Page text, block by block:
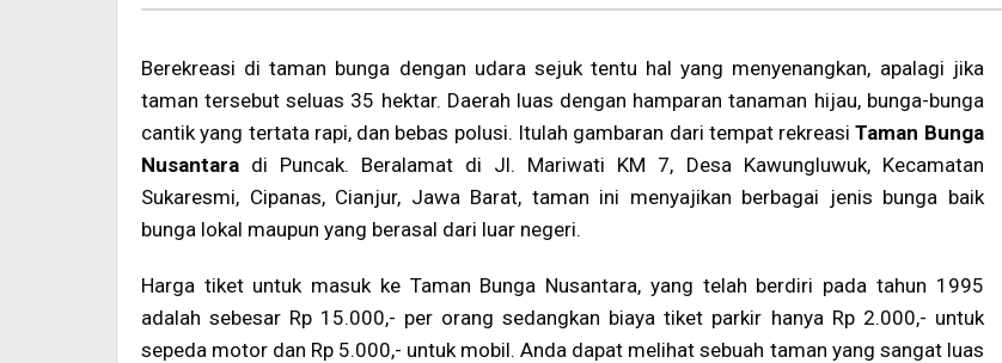
Berekreasi di taman bunga dengan udara sejuk tentu hal yang menyenangkan, apalagi jika
taman tersebut seluas 35 hektar. Daerah luas dengan hamparan tanaman hijau, bunga-bunga
cantik yang tertata rapi, dan bebas polusi. Itulah gambaran dari tempat rekreasiTaman Bunga
Nusantara di Puncak. Beralamat di Jl. Mariwati KM 7, Desa Kawungluwuk, Kecamatan
Sukaresmi, Cipanas, Cianjur, Jawa Barat, taman ini menyajikan berbagai jenis bunga baik
bunga lokal maupun yang berasal dari luar negeri.
Harga tiket untuk masuk ke Taman Bunga Nusantara, yang telah berdiri pada tahun 1995
adalah sebesar Rp 15.000,- per orang sedangkan biaya tiket parkir hanya Rp 2.000,- untuk
sepeda motor dan Rp 5.000,- untuk mobil. Anda dapat melihat sebuah taman yang sangat luas